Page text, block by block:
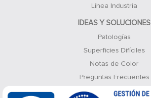
Línea Industria
IDEAS Y SOLUCIONES
Patologías
Superficies Difíciles
Notas de Color
Preguntas Frecuentes